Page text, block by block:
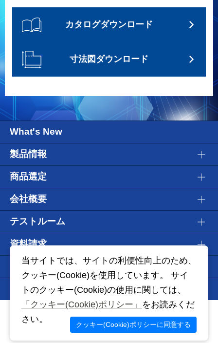
カタログダウンロード
寸法図ダウンロード
What's New
製品情報
商品選定
会社概要
テストルーム
資料請求
WEBショールーム
Information
個人情報保護方針 ご利用にあたって クッキー(Cookie)ポリシー
(C) 2006-2026 Naka Liquid Control Co., Ltd.
当サイトでは、サイトの利便性向上のため、
クッキー(Cookie)を使用しています。 サイ
トのクッキー(Cookie)の使用に関しては、
「クッキー(Cookie)ポリシー」 をお読みくだ
さい。
クッキー(Cookie)ポリシーに同意する